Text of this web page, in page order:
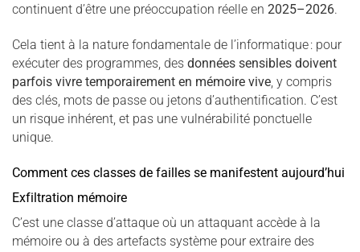
continuent d’être une préoccupation réelle en 2025–2026.
Cela tient à la nature fondamentale de l’informatique : pour
exécuter des programmes, des données sensibles doivent
parfois vivre temporairement en mémoire vive , y compris
des clés, mots de passe ou jetons d’authentification. C’est
un risque inhérent, et pas une vulnérabilité ponctuelle
unique.
Comment ces classes de failles se manifestent aujourd’hui
Exfiltration mémoire
C’est une classe d’attaque où un attaquant accède à la
mémoire ou à des artefacts système pour extraire des